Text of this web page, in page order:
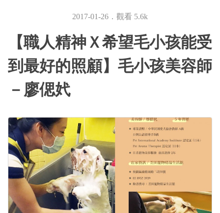
2017-01-26．觀看 5.6k
【職人精神Ｘ希望毛小孩能受
到最好的照顧】毛小孩美容師
－廖偲㚤